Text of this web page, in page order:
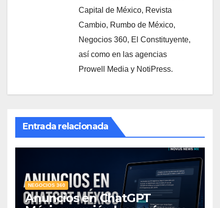
Capital de México, Revista
Cambio, Rumbo de México,
Negocios 360, El Constituyente,
así como en las agencias
Prowell Media y NotiPress.
Entrada relacionada
NEGOCIOS 360
Anuncios en ChatGPT